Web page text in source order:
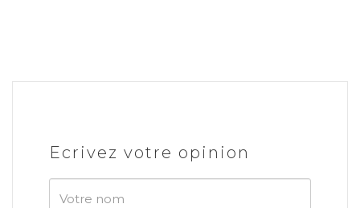
Ecrivez votre opinion
Votre
nom